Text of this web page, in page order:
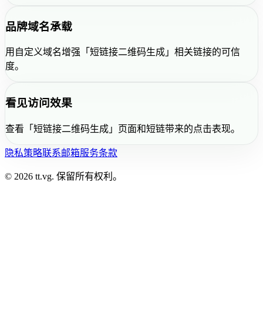
品牌域名承载
用自定义域名增强「短链接二维码生成」相关链接的可信
度。
看见访问效果
查看「短链接二维码生成」页面和短链带来的点击表现。
隐私策略联系邮箱服务条款
© 2026 tt.vg. 保留所有权利。